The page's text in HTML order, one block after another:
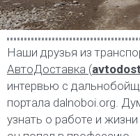
Наши друзья из
АвтоДоставка (
интервью с
портала dalnoboi.org.
узнать о работе и